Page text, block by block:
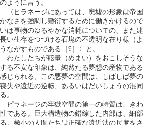
〈ピラネージにあっては、廃墟の形象は帝
かなさを強調し敷衍するために働きかけるの
いは事物のゆるやかな消耗についての、また
長い生存をつづける石塊の不透明な在り様（
うながすものである［9］〉と。
わたしたちが眩暈（めまい）をおこしそう
する不安な印象は、純然たる夢想の産物であ
感じられる。この悪夢の空間は、しばしば夢
喪失や遠近の逆転、あるいはだいしょうの混
る。
ピラネージの牢獄空間の第一の特質は、き
性である。巨大構造物の錯綜した内部は、細
る。極小の人間たちは正確な遠近法の尺度を